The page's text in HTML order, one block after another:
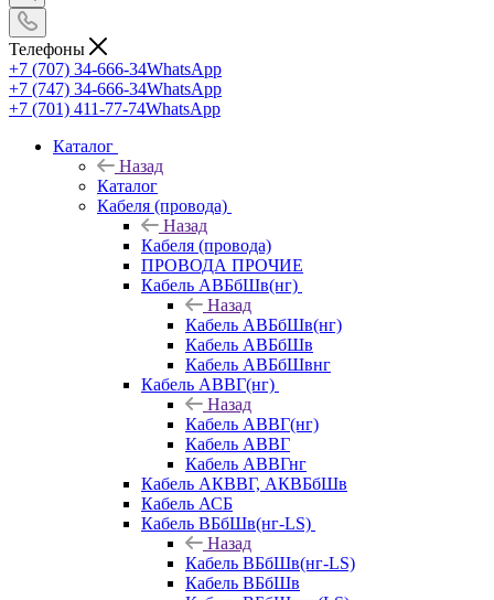
Телефоны
+7 (707) 34-666-34WhatsApp
+7 (747) 34-666-34WhatsApp
+7 (701) 411-77-74WhatsApp
Каталог
Назад
Каталог
Кабеля (провода)
Назад
Кабеля (провода)
ПРОВОДА ПРОЧИЕ
Кабель АВБбШв(нг)
Назад
Кабель АВБбШв(нг)
Кабель АВБбШв
Кабель АВБбШвнг
Кабель АВВГ(нг)
Назад
Кабель АВВГ(нг)
Кабель АВВГ
Кабель АВВГнг
Кабель АКВВГ, АКВБбШв
Кабель АСБ
Кабель ВБбШв(нг-LS)
Назад
Кабель ВБбШв(нг-LS)
Кабель ВБбШв